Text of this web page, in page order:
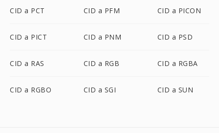
CID a PCT CID a PFM CID a PICON
CID a PICT CID a PNM CID a PSD
CID a RAS CID a RGB CID a RGBA
CID a RGBO CID a SGI CID a SUN